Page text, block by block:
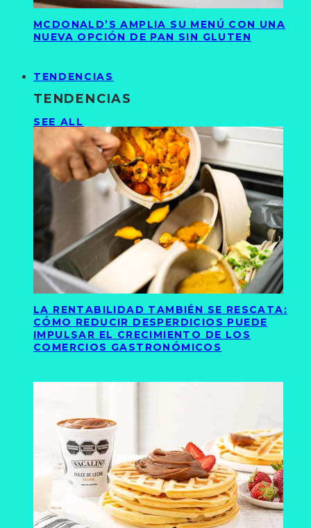
MCDONALD’S AMPLIA SU MENÚ CON UNA
NUEVA OPCIÓN DE PAN SIN GLUTEN
TENDENCIAS
TENDENCIAS
SEE ALL
LA RENTABILIDAD TAMBIÉN SE RESCATA:
CÓMO REDUCIR DESPERDICIOS PUEDE
IMPULSAR EL CRECIMIENTO DE LOS
COMERCIOS GASTRONÓMICOS